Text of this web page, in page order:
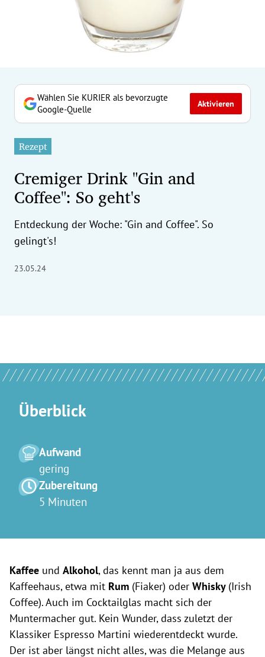
Untermenü
Untermenü
Untermenü
Untermenü
Untermenü
Untermenü
Wählen Sie KURIER als bevorzugte
Google-Quelle
Aktivieren
Rezept
Cremiger Drink "Gin and
Coffee": So geht's
Entdeckung der Woche: "Gin and Coffee". So
gelingt's!
23.05.24
Überblick
Aufwand
gering
Zubereitung
5 Minuten
Kaffee und Alkohol, das kennt man ja aus dem
Kaffeehaus, etwa mit Rum (Fiaker) oder Whisky (Irish
Coffee). Auch im Cocktailglas macht sich der
Muntermacher gut. Kein Wunder, dass zuletzt der
Klassiker Espresso Martini wiederentdeckt wurde.
Der ist aber längst nicht alles, was die Melange aus